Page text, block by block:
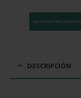
SOLICITAR
DESCRIPCIÓN